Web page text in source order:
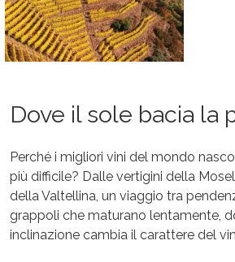
Dove il sole bacia la
Perché i migliori vini del mondo
più difficile? Dalle vertigini della
della Valtellina, un viaggio tra
grappoli che maturano lentamente,
inclinazione cambia il carattere del